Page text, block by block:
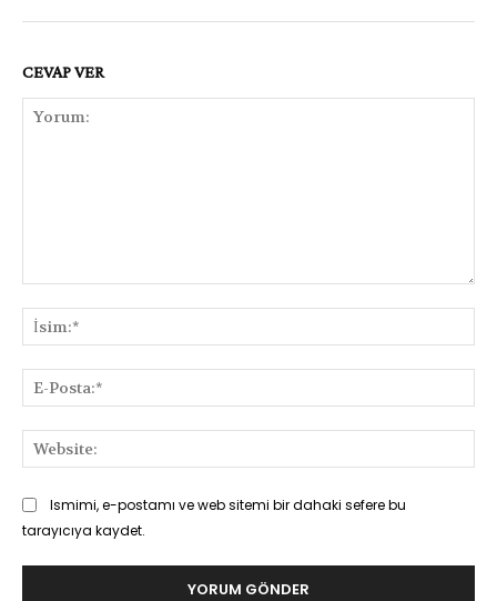
CEVAP VER
Ismimi, e-postamı ve web sitemi bir dahaki sefere bu
tarayıcıya kaydet.